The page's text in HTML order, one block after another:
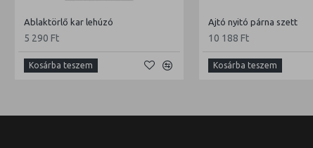
Ablaktörlő kar lehúzó
5 290 Ft
Kosárba teszem
Ajtó nyitó párna szett
10 188 Ft
Kosárba teszem